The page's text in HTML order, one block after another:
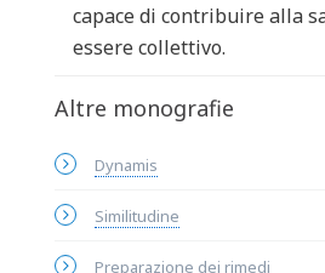
capace di contribuire alla
essere collettivo.
Altre monografie
Dynamis
Similitudine
Preparazione dei rimedi